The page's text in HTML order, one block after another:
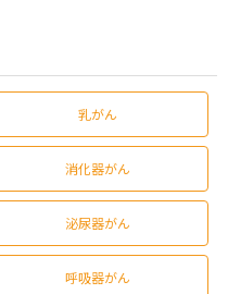
乳がん
消化器がん
泌尿器がん
呼吸器がん